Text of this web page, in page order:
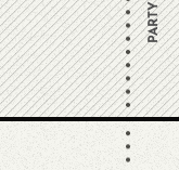
PARTY